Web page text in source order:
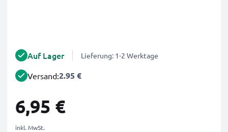
Auf Lager Lieferung: 1-2 Werktage
Versand:2.95 €
6,95 €
inkl. MwSt.